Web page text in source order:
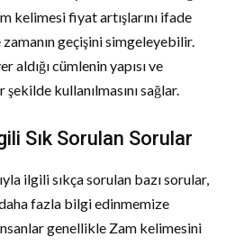
kelimesi fiyat artışlarını ifade
geçişini simgeleyebilir.
cümlenin yapısı ve
kullanılmasını sağlar.
Sık Sorulan Sorular
ilgili sıkça sorulan bazı sorular,
fazla bilgi edinmemize
genellikle Zam kelimesini